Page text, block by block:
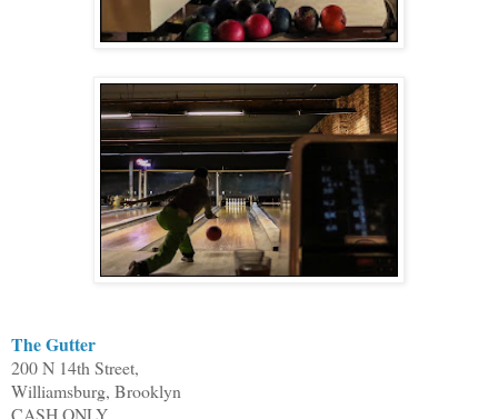
The Gutter
200 N 14th Street,
Williamsburg, Brooklyn
CASH ONLY